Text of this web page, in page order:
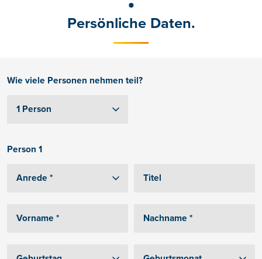
Persönliche Daten.
Wie viele Personen nehmen teil?
Person 1